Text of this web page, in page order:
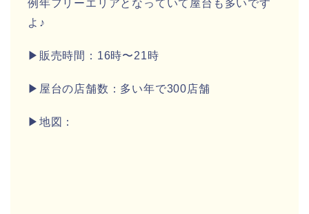
例年フリーエリアとなっていて屋台も多いです
よ♪
▶販売時間：16時〜21時
▶屋台の店舗数：多い年で300店舗
▶地図：